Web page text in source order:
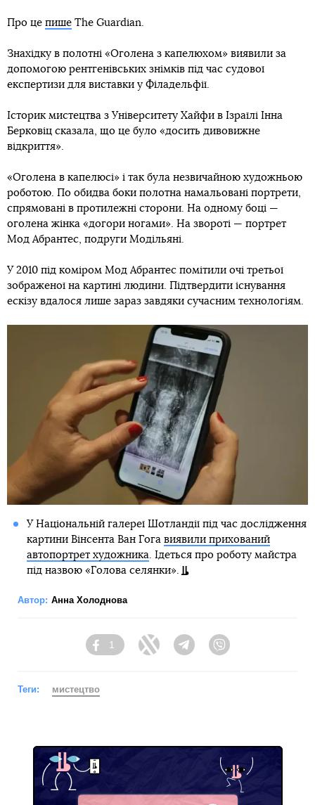
Про це пише The Guardian.
Знахідку в полотні «Оголена з капелюхом» виявили за
допомогою рентгенівських знімків під час судової
експертизи для виставки у Філадельфії.
Історик мистецтва з Університету Хайфи в Ізраїлі Інна
Берковіц сказала, що це було «досить дивовижне
відкриття».
«Оголена в капелюсі» і так була незвичайною художньою
роботою. По обидва боки полотна намальовані портрети,
спрямовані в протилежні сторони. На одному боці —
оголена жінка «догори ногами». На звороті — портрет
Мод Абрантес, подруги Модільяні.
У 2010 під коміром Мод Абрантес помітили очі третьої
зображеної на картині людини. Підтвердити існування
ескізу вдалося лише зараз завдяки сучасним технологіям.
У Національній галереї Шотландії під час дослідження
картини Вінсента Ван Гога виявили прихований
автопортрет художника. Ідеться про роботу майстра
під назвою «Голова селянки».
Автор: Анна Холоднова
Facebook
1
Twitter TelegramViber
Теги: мистецтво